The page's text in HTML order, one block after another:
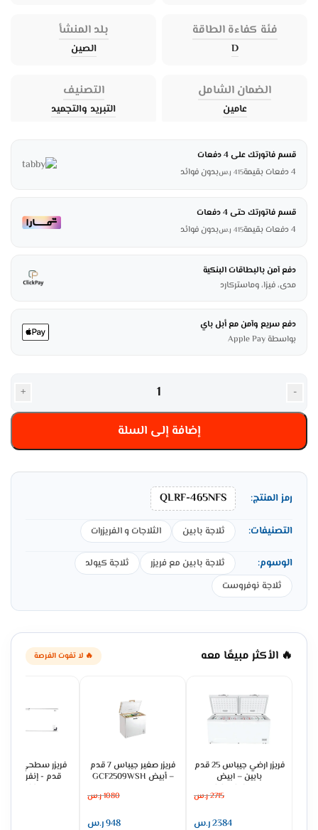
فئة كفاءة الطاقة
D
بلد المنشأ
الصين
الضمان الشامل
عامين
التصنيف
التبريد والتجميد
قسم فاتورتك على 4 دفعات
4 دفعات بقيمة
415 ر.سبدون فوائد
قسم فاتورتك حتى 4 دفعات
4 دفعات بقيمة
415 ر.سبدون فوائد
دفع آمن بالبطاقات البنكية
مدى، فيزا، وماستركارد
دفع سريع وآمن مع أبل باي
بواسطة Apple Pay
-
+
إضافة إلى السلة
رمز المنتج: QLRF-465NFS
التصنيفات: ثلاجة بابين الثلاجات و الفريزرات
الوسوم: ثلاجة بابين مع فريزر
ثلاجة كيولد
ثلاجة نوفروست
🔥 الأكثر مبيعًا معه 🔥 لا تفوت الفرصة
فريزر ارضي جيباس 25 قدم
بابين – ابيض
GCF7816WAH
2715ر.س
2384ر.س
فريزر صغير جيباس 7 قدم
– أبيض GCF2509WSH
1080ر.س
948ر.س
قدم - إنفرتر –
UCFK702INV